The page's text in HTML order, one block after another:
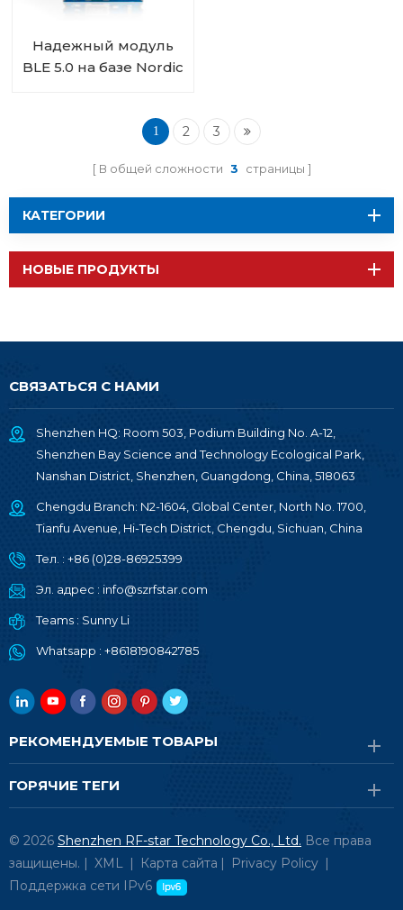
Надежный модуль
BLE 5.0 на базе Nordic
1 2 3
В общей сложности 3 страницы
КАТЕГОРИИ
НОВЫЕ ПРОДУКТЫ
СВЯЗАТЬСЯ С НАМИ
Shenzhen HQ: Room 503, Podium Building No. A-12,
Shenzhen Bay Science and Technology Ecological Park,
Nanshan District, Shenzhen, Guangdong, China, 518063
Chengdu Branch: N2-1604, Global Center, North No. 1700,
Tianfu Avenue, Hi-Tech District, Chengdu, Sichuan, China
Тел. : +86 (0)28-86925399
Эл. адрес : info@szrfstar.com
Teams : Sunny Li
Whatsapp : +8618190842785
РЕКОМЕНДУЕМЫЕ ТОВАРЫ
ГОРЯЧИЕ ТЕГИ
© 2026 Shenzhen RF-star Technology Co., Ltd. Все права
защищены. | XML | Карта сайта | Privacy Policy |
Поддержка сети IPv6